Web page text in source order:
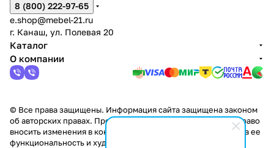
8 (800) 222-97-65
e.shop@mebel-21.ru
г. Канаш, ул. Полевая 20
Каталог
О компании
© Все права защищены. Информация сайта защищена законом
об авторских правах. Производители оставляют за собой право
вносить изменения в конструкцию изделий, не влияющие на ее
функциональность и художественное решение. В связи с